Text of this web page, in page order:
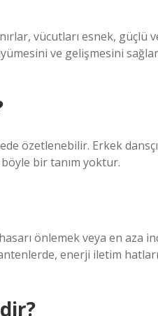
vücutları esnek, güçlü
ve gelişmesini
özetlenebilir. Erkek
bir tanım yoktur.
önlemek veya en aza
enerji iletim